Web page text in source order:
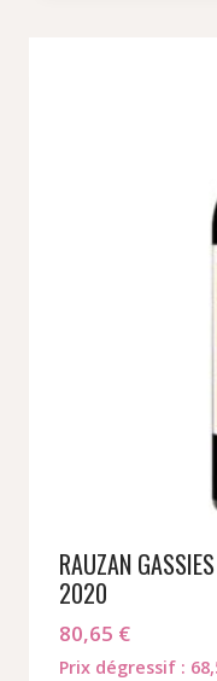
RAUZAN
2020
80,65 €
Prix dégressif :